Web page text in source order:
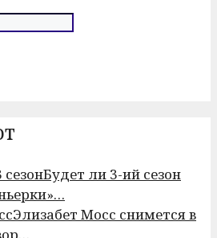
Будет ли 3-ий сезон
Элизабет Мосс снимется в